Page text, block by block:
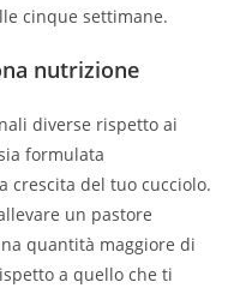
cinque settimane.
nutrizione
diverse rispetto ai
formulata
crescita del tuo cucciolo.
un pastore
quantità maggiore di
a quello che ti